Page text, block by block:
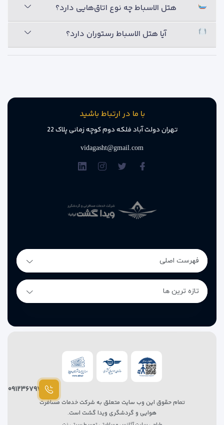
وجود آسانسور در تمام طبقات، رفت‌وآمد را برای سالمندان،
خانواده‌ها و زائرانی که چمدان یا وسایل همراه دارند، آسان‌تر می‌کند.
✔ سیستم تهویه مطبوع
✔ اینترنت وای‌فای
اینترنت بی‌سیم در بخش‌های مشخصی از هتل در اختیار مهمانان
قرار دارد تا بتوانند با خانواده و دوستان خود در ارتباط باشند یا امور
لوازم مصرفی نیز تعویض می‌شود تا محیطی تمیز و بهداشتی برای
✔ سرویس بهداشتی ایرانی و فرنگی
با توجه به نوع اتاق، امکان استفاده از سرویس بهداشتی ایرانی یا
فرنگی وجود دارد تا زائران بتوانند متناسب با نیاز خود، گزینه
مناسب را انتخاب کنند.
پرسنل پذیرش هتل به‌صورت شبانه‌روزی از مهمانان استقبال
می‌کنند، مراحل ورود و خروج را انجام می‌دهند و در طول اقامت نیز
برای پاسخگویی به درخواست‌ها و رفع نیازهای مهمانان در دسترس
هتل الاسباط چه نوع اتاق‌هایی دارد؟
آیا هتل الاسباط رستوران دارد؟
با ما در ارتباط باشید
تهران دولت آباد فلکه دوم کوچه زمانی پلاک 22
vidagasht@gmail.com
فهرست اصلی
تازه ترین ها
تمام حقوق این وب سایت متعلق به شرکت خدمات مسافرت
هوایی و گردشگری ویدا گشت است.
۰۹۱۲۳۶۷۹۷۸۷